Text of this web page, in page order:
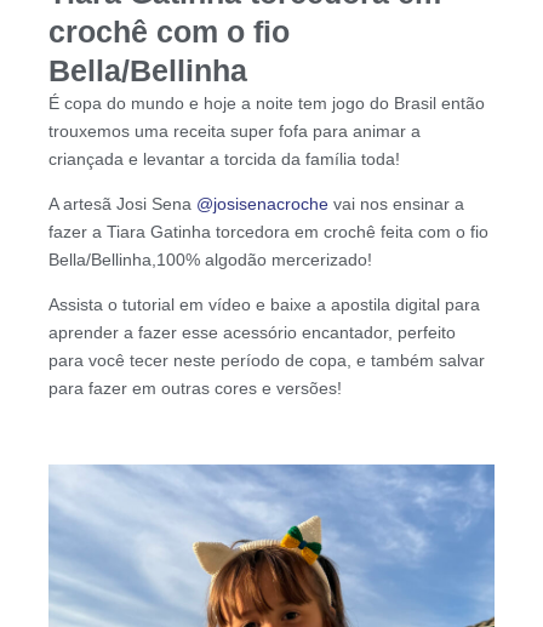
crochê com o fio
Bella/Bellinha
É copa do mundo e hoje a noite tem jogo do Brasil então
trouxemos uma receita super fofa para animar a
criançada e levantar a torcida da família toda!
A artesã Josi Sena @josisenacroche vai nos ensinar a
fazer a Tiara Gatinha torcedora em crochê feita com o fio
Bella/Bellinha,100% algodão mercerizado!
Assista o tutorial em vídeo e baixe a apostila digital para
aprender a fazer esse acessório encantador, perfeito
para você tecer neste período de copa, e também salvar
para fazer em outras cores e versões!